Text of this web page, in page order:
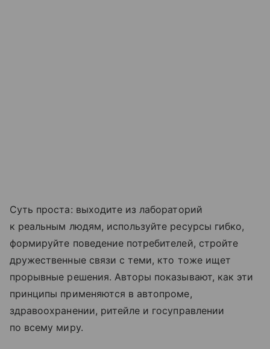
Суть проста: выходите из лабораторий
к реальным людям, используйте ресурсы гибко,
формируйте поведение потребителей, стройте
дружественные связи с теми, кто тоже ищет
прорывные решения. Авторы показывают, как эти
принципы применяются в автопроме,
здравоохранении, ритейле и госуправлении
по всему миру.